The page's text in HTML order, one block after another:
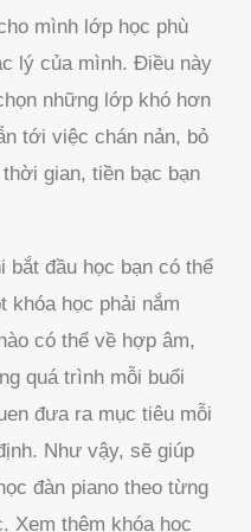
mình lớp học phù
lý của mình. Điều này
những lớp khó hơn
tới việc chán nản, bỏ
gian, tiền bạc bạn
bắt đầu học bạn có thể
khóa học phải nắm
có thể về hợp âm,
quá trình mỗi buổi
đưa ra mục tiêu mỗi
Như vậy, sẽ giúp
đàn piano theo từng
Xem thêm khóa học